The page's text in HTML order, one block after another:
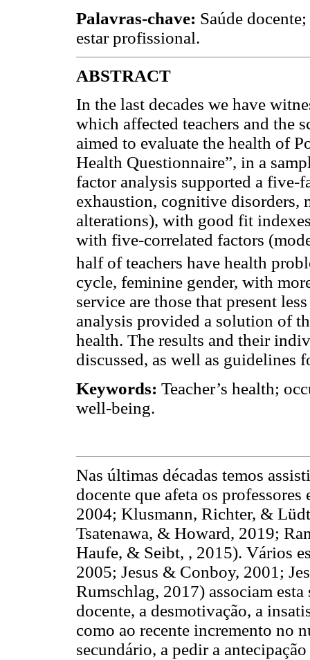
Palavras-chave: Saúde
estar profissional.
ABSTRACT
In the last decades we have
which affected teachers and the
aimed to evaluate the health of
Health Questionnaire”, in a
factor analysis supported a five-
exhaustion, cognitive disorders,
alterations), with good fit
with five-correlated factors
half of teachers have health
cycle, feminine gender, with
service are those that present
analysis provided a solution of
health. The results and their
discussed, as well as guidelines
Keywords: Teacher’s health;
well-being.
Nas últimas décadas temos
docente que afeta os
2004; Klusmann, Richter, &
Tsatenawa, & Howard, 2019;
Haufe, & Seibt, , 2015). Vários
2005; Jesus & Conboy, 2001;
Rumschlag, 2017) associam
docente, a desmotivação, a
como ao recente incremento no
secundário, a pedir a